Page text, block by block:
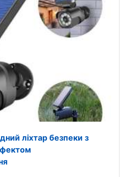
ліхтар безпеки з